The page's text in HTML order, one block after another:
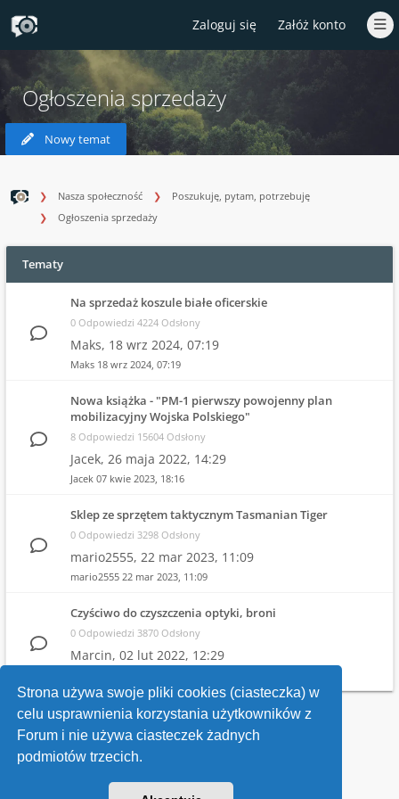
Strona używa swoje pliki cookies (ciasteczka) w
celu usprawnienia korzystania użytkowników z
Forum i nie używa ciasteczek żadnych
podmiotów trzecich.
Zaloguj się Załóż konto
Ogłoszenia sprzedaży
Nowy temat
Nasza społeczność
Poszukuję, pytam, potrzebuję
Ogłoszenia sprzedaży
Tematy
Na sprzedaż koszule białe oficerskie
0 Odpowiedzi 4224 Odsłony
Maks, 18 wrz 2024, 07:19
Maks 18 wrz 2024, 07:19
Nowa książka - "PM-1 pierwszy powojenny plan
mobilizacyjny Wojska Polskiego"
8 Odpowiedzi 15604 Odsłony
Jacek, 26 maja 2022, 14:29
Jacek 07 kwie 2023, 18:16
Sklep ze sprzętem taktycznym Tasmanian Tiger
0 Odpowiedzi 3298 Odsłony
mario2555, 22 mar 2023, 11:09
mario2555 22 mar 2023, 11:09
Czyściwo do czyszczenia optyki, broni
0 Odpowiedzi 3870 Odsłony
Marcin, 02 lut 2022, 12:29
Wróć do wykazu forów